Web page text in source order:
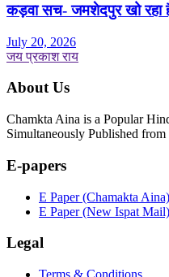
कड़वा सच- जमशेदपुर खो रहा
July 20, 2026
जय प्रकाश राय
About Us
Chamkta Aina is a Popular
Simultaneously Published
E-papers
E Paper (Chamakta Aina)
E Paper (New Ispat Mail)
Legal
Terms & Conditions